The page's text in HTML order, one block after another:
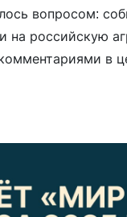
вопросом:
на российскую
в